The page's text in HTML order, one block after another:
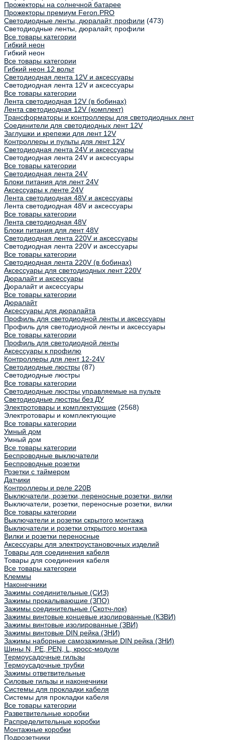
Прожекторы на солнечной батарее
Прожекторы премиум Feron.PRO
Светодиодные ленты, дюралайт, профили (473)
Светодиодные ленты, дюралайт, профили
Все товары категории
Гибкий неон
Гибкий неон
Все товары категории
Гибкий неон 12 вольт
Светодиодная лента 12V и аксессуары
Светодиодная лента 12V и аксессуары
Все товары категории
Лента светодиодная 12V (в бобинах)
Лента светодиодная 12V (комплект)
Трансформаторы и контроллеры для светодиодных лент
Соединители для светодиодных лент 12V
Заглушки и крепежи для лент 12V
Контроллеры и пульты для лент 12V
Светодиодная лента 24V и аксессуары
Светодиодная лента 24V и аксессуары
Все товары категории
Светодиодная лента 24V
Блоки питания для лент 24V
Аксессуары к ленте 24V
Лента светодиодная 48V и аксессуары
Лента светодиодная 48V и аксессуары
Все товары категории
Лента светодиодная 48V
Блоки питания для лент 48V
Светодиодная лента 220V и аксессуары
Светодиодная лента 220V и аксессуары
Все товары категории
Светодиодная лента 220V (в бобинах)
Аксессуары для светодиодных лент 220V
Дюралайт и аксессуары
Дюралайт и аксессуары
Все товары категории
Дюралайт
Аксессуары для дюралайта
Профиль для светодиодной ленты и аксессуары
Профиль для светодиодной ленты и аксессуары
Все товары категории
Профиль для светодиодной ленты
Аксессуары к профилю
Контроллеры для лент 12-24V
Светодиодные люстры (87)
Светодиодные люстры
Все товары категории
Светодиодные люстры управляемые на пульте
Светодиодные люстры без ДУ
Электротовары и комплектующие (2568)
Электротовары и комплектующие
Все товары категории
Умный дом
Умный дом
Все товары категории
Беспроводные выключатели
Беспроводные розетки
Розетки с таймером
Датчики
Контроллеры и реле 220В
Выключатели, розетки, переносные розетки, вилки
Выключатели, розетки, переносные розетки, вилки
Все товары категории
Выключатели и розетки скрытого монтажа
Выключатели и розетки открытого монтажа
Вилки и розетки переносные
Аксессуары для электроустановочных изделий
Товары для соединения кабеля
Товары для соединения кабеля
Все товары категории
Клеммы
Наконечники
Зажимы соединительные (СИЗ)
Зажимы прокалывающие (ЗПО)
Зажимы соединительные (Скотч-лок)
Зажимы винтовые концевые изолированные (КЗВИ)
Зажимы винтовые изолированные (ЗВИ)
Зажимы винтовые DIN рейка (ЗНИ)
Зажимы наборные самозажимные DIN рейка (ЗНИ)
Шины N, PE, PEN, L, кросс-модули
Термоусадочные гильзы
Термоусадочные трубки
Зажимы ответвительные
Силовые гильзы и наконечники
Системы для прокладки кабеля
Системы для прокладки кабеля
Все товары категории
Разветвительные коробки
Распределительные коробки
Монтажные коробки
Подрозетники